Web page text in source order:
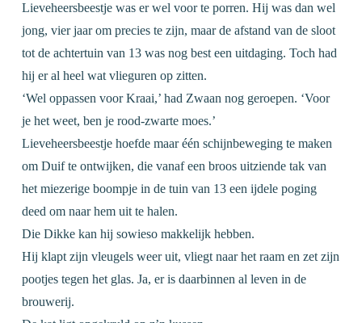
Lieveheersbeestje was er wel voor te porren. Hij was dan wel
jong, vier jaar om precies te zijn, maar de afstand van de sloot
tot de achtertuin van 13 was nog best een uitdaging. Toch had
hij er al heel wat vlieguren op zitten.
‘Wel oppassen voor Kraai,’ had Zwaan nog geroepen. ‘Voor
je het weet, ben je rood-zwarte moes.’
Lieveheersbeestje hoefde maar één schijnbeweging te maken
om Duif te ontwijken, die vanaf een broos uitziende tak van
het miezerige boompje in de tuin van 13 een ijdele poging
deed om naar hem uit te halen.
Die Dikke kan hij sowieso makkelijk hebben.
Hij klapt zijn vleugels weer uit, vliegt naar het raam en zet zijn
pootjes tegen het glas. Ja, er is daarbinnen al leven in de
brouwerij.